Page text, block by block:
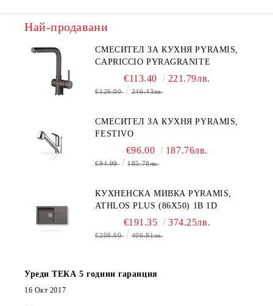
Най-продавани
СМЕСИТЕЛ ЗА КУХНЯ PYRAMIS,
CAPRICCIO PYRAGRANITE
€113.40 221.79лв.
€126.00 246.43лв.
СМЕСИТЕЛ ЗА КУХНЯ PYRAMIS,
FESTIVO
€96.00 187.76лв.
€94.99 185.78лв.
КУХНЕНСКА МИВКА PYRAMIS,
ATHLOS PLUS (86X50) 1B 1D
€191.35 374.25лв.
€208.00 406.81лв.
Уреди ТЕКА 5 години гаранция
16 Окт 2017